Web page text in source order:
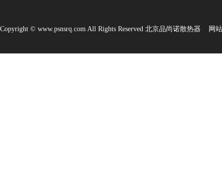
Copyright © www.psnsrq.com All Rights Reserved 北京品尚诺散热器 网